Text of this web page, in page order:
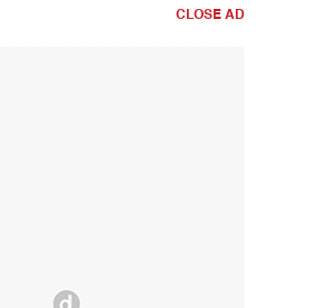
CLOSE AD